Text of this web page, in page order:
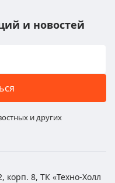
и новостей
и других
корп. 8, ТК «Техно-Холл